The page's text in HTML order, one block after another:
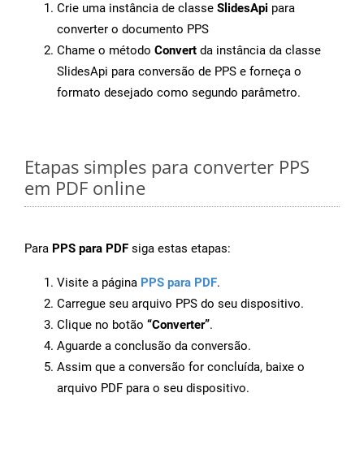
Crie uma instância de classe SlidesApi para
converter o documento PPS
Chame o método Convert da instância da classe
SlidesApi para conversão de PPS e forneça o
formato desejado como segundo parâmetro.
Etapas simples para converter PPS
em PDF online
Para PPS para PDF siga estas etapas:
Visite a página PPS para PDF.
Carregue seu arquivo PPS do seu dispositivo.
Clique no botão “Converter”.
Aguarde a conclusão da conversão.
Assim que a conversão for concluída, baixe o
arquivo PDF para o seu dispositivo.